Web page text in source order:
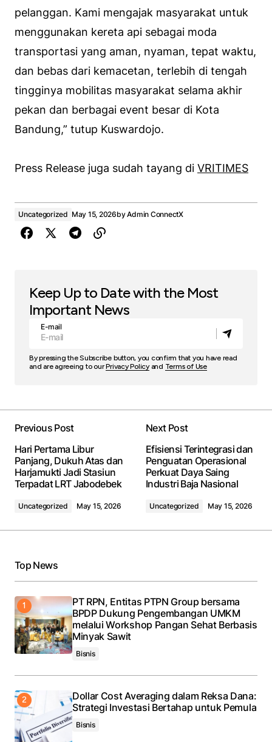
pelanggan. Kami mengajak masyarakat untuk
menggunakan kereta api sebagai moda
transportasi yang aman, nyaman, tepat waktu,
dan bebas dari kemacetan, terlebih di tengah
tingginya mobilitas masyarakat selama akhir
pekan dan berbagai event besar di Kota
Bandung,” tutup Kuswardojo.
Press Release juga sudah tayang di VRITIMES
Uncategorized May 15, 2026byAdmin ConnectX
Keep Up to Date with the Most
Important News
E-mail
By pressing the Subscribe button, you confirm that you have read
and are agreeing to ourPrivacy Policyand Terms of Use
Previous Post
Hari Pertama Libur
Panjang, Dukuh Atas dan
Harjamukti Jadi Stasiun
Terpadat LRT Jabodebek
Uncategorized May 15, 2026
Next Post
Efisiensi Terintegrasi dan
Penguatan Operasional
Perkuat Daya Saing
Industri Baja Nasional
Uncategorized May 15, 2026
Top News
PT RPN, Entitas PTPN Group bersama
BPDP Dukung Pengembangan UMKM
melalui Workshop Pangan Sehat Berbasis
Minyak Sawit
Bisnis
Dollar Cost Averaging dalam Reksa Dana:
Strategi Investasi Bertahap untuk Pemula
Bisnis